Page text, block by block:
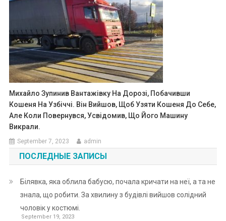
Михайло Зупинив Вантажівку На Дорозі, Побачивши
Кошеня На Узбіччі. Він Вийшов, Щоб Узяти Кошеня До Себе,
Але Коли Повернувся, Усвідомив, Що Його Машину
Викрали.
September 7, 2023 admin
ПОСЛЕДНЫЕ ЗАПИСЫ
Білявка, яка облила бабусю, почала кричати на неї, а та не
знала, що робити. За хвилину з будівлі вийшов солідний
чоловік у костюмі.
September 19, 2023